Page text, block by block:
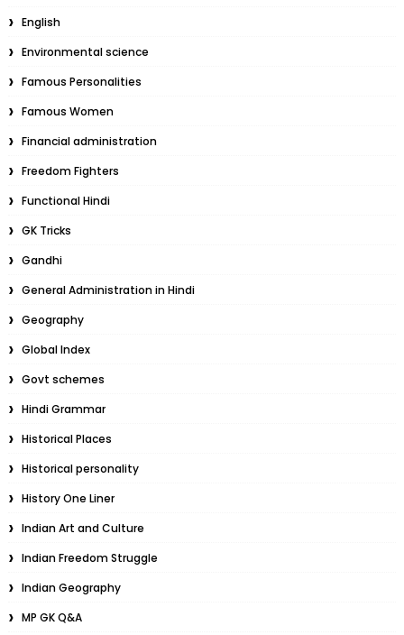
English
Environmental science
Famous Personalities
Famous Women
Financial administration
Freedom Fighters
Functional Hindi
GK Tricks
Gandhi
General Administration in Hindi
Geography
Global Index
Govt schemes
Hindi Grammar
Historical Places
Historical personality
History One Liner
Indian Art and Culture
Indian Freedom Struggle
Indian Geography
MP GK Q&A